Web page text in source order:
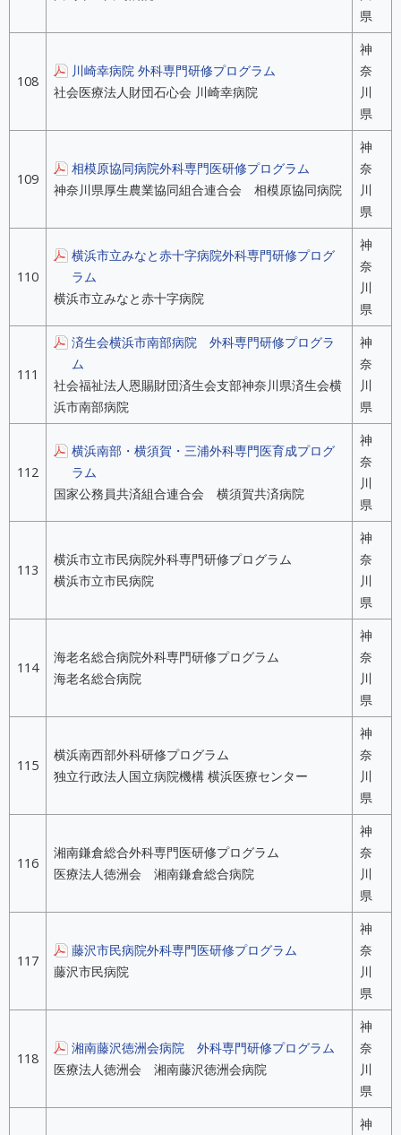
県
108
川崎幸病院 外科専門研修プログラム
社会医療法人財団石心会 川崎幸病院
神
奈
川
県
109
相模原協同病院外科専門医研修プログラム
神奈川県厚生農業協同組合連合会 相模原協同病院
神
奈
川
県
110
横浜市立みなと赤十字病院外科専門研修プログ
ラム
横浜市立みなと赤十字病院
神
奈
川
県
111
済生会横浜市南部病院 外科専門研修プログラ
ム
社会福祉法人恩賜財団済生会支部神奈川県済生会横
浜市南部病院
神
奈
川
県
112
横浜南部・横須賀・三浦外科専門医育成プログ
ラム
国家公務員共済組合連合会 横須賀共済病院
神
奈
川
県
113
横浜市立市民病院外科専門研修プログラム
横浜市立市民病院
神
奈
川
県
114
海老名総合病院外科専門研修プログラム
海老名総合病院
神
奈
川
県
115
横浜南西部外科研修プログラム
独立行政法人国立病院機構 横浜医療センター
神
奈
川
県
116
湘南鎌倉総合外科専門医研修プログラム
医療法人徳洲会 湘南鎌倉総合病院
神
奈
川
県
117
藤沢市民病院外科専門医研修プログラム
藤沢市民病院
神
奈
川
県
118
湘南藤沢徳洲会病院 外科専門研修プログラム
医療法人徳洲会 湘南藤沢徳洲会病院
神
奈
川
県
神